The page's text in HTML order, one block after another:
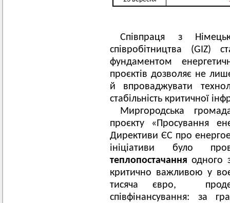
Співпраця з
співробітництва (GIZ)
фундаментом
проєктів дозволяє не
й впроваджувати
стабільність критичної
Миргородська
проєкту «Просування
Директиви ЄС про
ініціативи було
теплопостачання одного
критично важливою у
тисяча євро,
співфінансування: за